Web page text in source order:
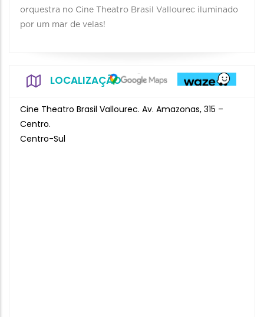
orquestra no Cine Theatro Brasil Vallourec iluminado
por um mar de velas!
LOCALIZAÇÃO
Cine Theatro Brasil Vallourec. Av. Amazonas, 315 –
Centro.
Centro-Sul